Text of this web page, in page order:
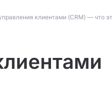
клиентами (CRM) — что